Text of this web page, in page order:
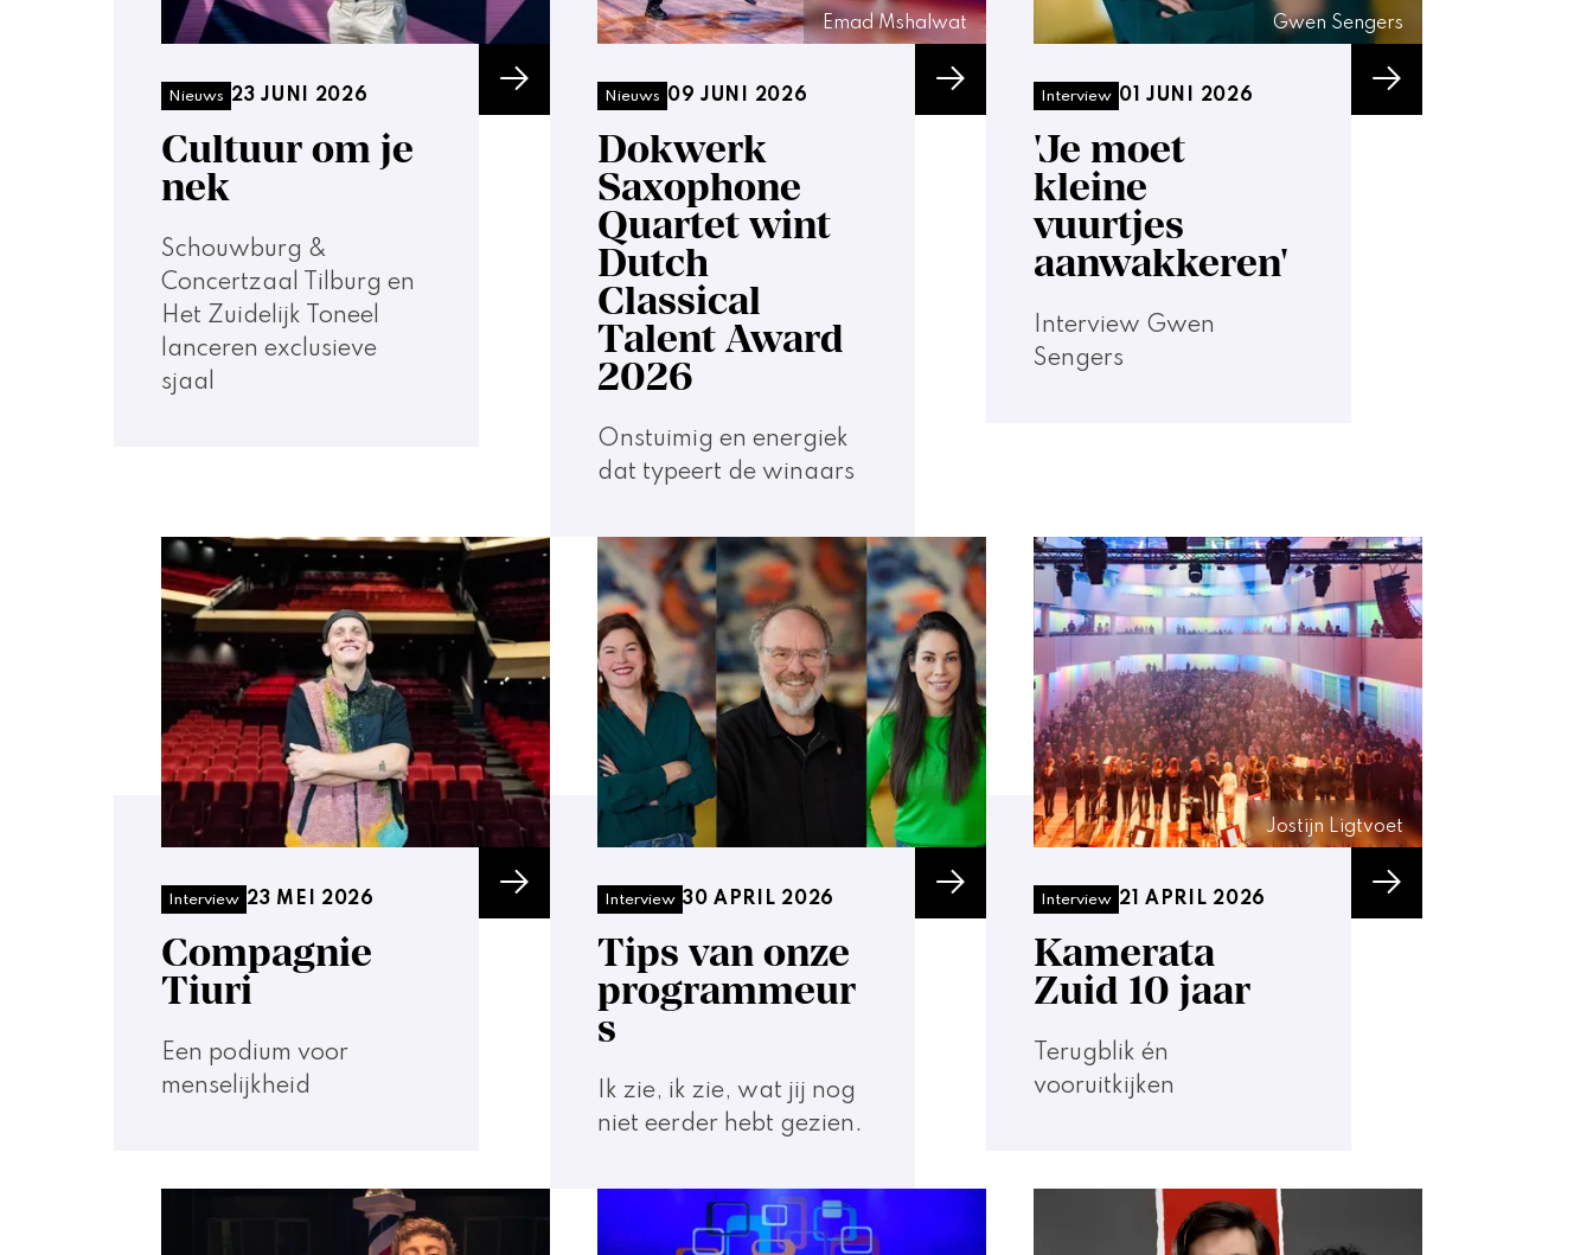
Nieuws 23 JUNI 2026
Cultuur om je
nek
Schouwburg &
Concertzaal Tilburg en
Het Zuidelijk Toneel
lanceren exclusieve
sjaal
Nieuws 09 JUNI 2026
Dokwerk
Saxophone
Quartet wint
Dutch
Classical
Talent Award
2026
Onstuimig en energiek
dat typeert de winaars
Emad Mshalwat
Interview 01 JUNI 2026
'Je moet
kleine
vuurtjes
aanwakkeren'
Interview Gwen
Sengers
Gwen Sengers
Interview 23 MEI 2026
Compagnie
Tiuri
Een podium voor
menselijkheid
Interview 30 APRIL 2026
Tips van onze
programmeur
s
Ik zie, ik zie, wat jij nog
niet eerder hebt gezien.
Interview 21 APRIL 2026
Kamerata
Zuid 10 jaar
Terugblik én
vooruitkijken
Jostijn Ligtvoet